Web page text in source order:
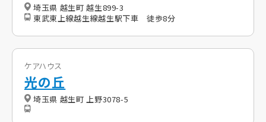
埼玉県 越生町 越生899-3
東武東上線越生線越生駅下車 徒歩8分
ケアハウス
光の丘
埼玉県 越生町 上野3078-5